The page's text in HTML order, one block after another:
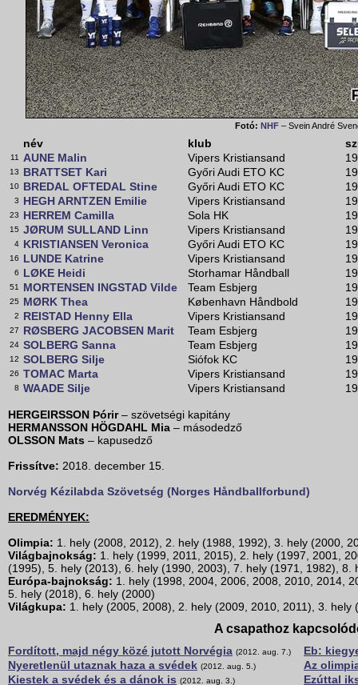
Fotó: NHF – Svein André
név klub
11 AUNE Malin Vipers Kristiansand
13 BRATTSET Kari Győri Audi ETO KC
10 BREDAL OFTEDAL Stine Győri Audi ETO KC
3 HEGH ARNTZEN Emilie Vipers Kristiansand
23 HERREM Camilla Sola HK
15 JØRUM SULLAND Linn Vipers Kristiansand
4 KRISTIANSEN Veronica Győri Audi ETO KC
16 LUNDE Katrine Vipers Kristiansand
6 LØKE Heidi Storhamar Håndball
51 MORTENSEN INGSTAD Vilde Team Esbjerg
25 MØRK Thea København Håndbold
2 REISTAD Henny Ella Vipers Kristiansand
27 RØSBERG JACOBSEN Marit Team Esbjerg
24 SOLBERG Sanna Team Esbjerg
12 SOLBERG Silje Siófok KC
26 TOMAC Marta Vipers Kristiansand
8 WAADE Silje Vipers Kristiansand
HERGEIRSSON Þórir– szövetségi kapitány
HERMANSSON HÖGDAHL Mia – másodedző
OLSSON Mats – kapusedző
Frissítve: 2018. december 15.
Norvég Kézilabda Szövetség (Norges Håndballforbund)
EREDMÉNYEK:
Olimpia: 1. hely (2008, 2012), 2. hely (1988, 1992), 3. hely (2000,
Világbajnokság: 1. hely (1999, 2011, 2015), 2. hely (1997, 2001,
(1995), 5. hely (2013), 6. hely (1990, 2003), 7. hely (1971, 1982), 8.
Európa-bajnokság: 1. hely (1998, 2004, 2006, 2008, 2010, 2014,
5. hely (2018), 6. hely (2000)
Világkupa: 1. hely (2005, 2008), 2. hely (2009, 2010, 2011), 3. hely
A csapathoz
Fordított, majd négy közé jutott Norvégia (2012. aug. 7.)
Nyeretlenül utaznak haza a svédek (2012. aug. 5.)
Kiestek a svédek és a dánok is (2012. aug. 3.)
Eb:
Az
Ezúttal